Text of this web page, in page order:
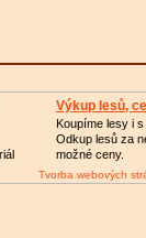
Výkup lesů,
Koupíme lesy i
Odkup lesů za
možné ceny.
Tvorba webových